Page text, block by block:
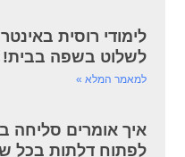
לימודי רוסית
לשלוט בשפה בבית!
למאמר המלא »
איך אומרים סליחה
לפתוח דלתות בכל